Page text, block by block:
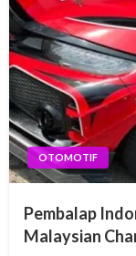
OTOMOTIF
Pembalap
Malaysian